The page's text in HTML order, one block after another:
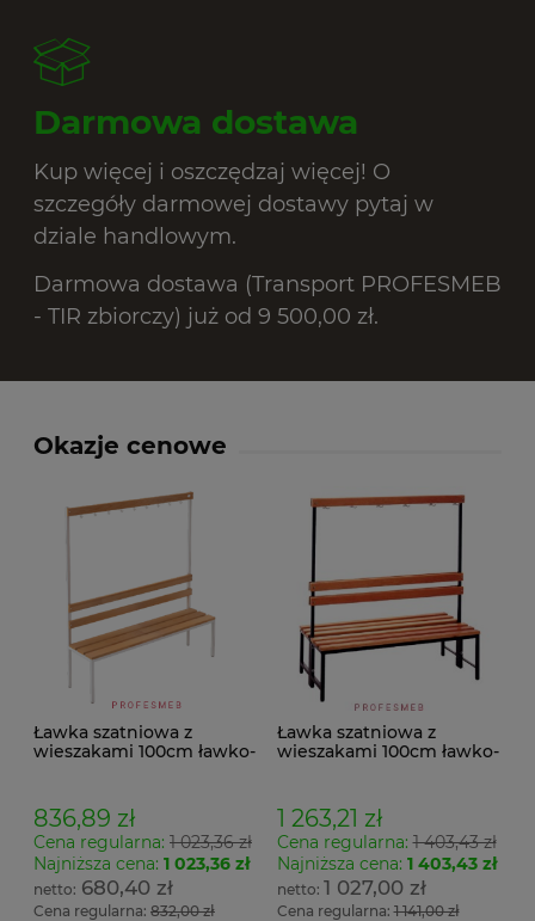
Darmowa dostawa
Kup więcej i oszczędzaj więcej! O
szczegóły darmowej dostawy pytaj w
dziale handlowym.
Darmowa dostawa (Transport PROFESMEB
- TIR zbiorczy) już od 9 500,00 zł.
Okazje cenowe
Ławka szatniowa z
wieszakami 100cm ławko-
836,89 zł
Cena regularna: 1 023,36 zł
Najniższa cena: 1 023,36 zł
680,40 zł
Cena regularna: 832,00 zł
Ławka szatniowa z
wieszakami 100cm ławko-
1 263,21 zł
Cena regularna:1 403,43 zł
Najniższa cena: 1 403,43 zł
1 027,00 zł
Cena regularna:1 141,00 zł